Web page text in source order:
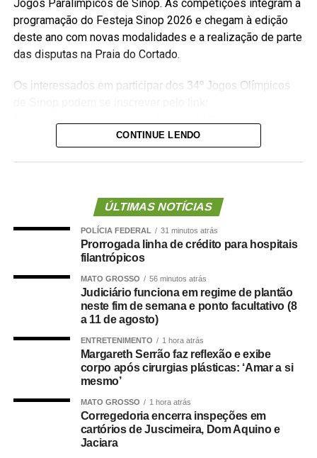
Jogos Paralímpicos de Sinop. As competições integram a
programação do Festeja Sinop 2026 e chegam à edição
deste ano com novas modalidades e a realização de parte
das disputas na Praia do Cortado.
Os interessados em participar dos 34º Jogos Olímpicos
&Comp=948AF46AD1&Cli=4EC5B2AA
&Comp=66DC413E3C&Cli=D046312B
Entre as novidades desta edição está a inclusão das
modalidades de boliche e vôlei de praia nos Jogos
percurso entre o Residencial Paris e a Praia do Cortado,
aberto à participação da comunidade. A Praia do Cortado
também passa a integrar oficialmente a programação
esportiva dos jogos. As disputas de beach tennis, vôlei de
praia e futevôlei serão realizadas no local.
A programação dos Jogos Olímpicos conta com
modalidades coletivas e individuais, como basquetebol,
futsal, futebol sete, handebol, voleibol, ciclismo, mountain
bike, natação, karatê, tênis de mesa, xadrez, basquete
CONTINUE LENDO
ÚLTIMAS NOTÍCIAS
POLÍCIA FEDERAL 31 minutos atrás
Prorrogada linha de crédito para hospitais
filantrópicos
MATO GROSSO 56 minutos atrás
Judiciário funciona em regime de plantão
neste fim de semana e ponto facultativo (8
a 11 de agosto)
ENTRETENIMENTO 1 hora atrás
Margareth Serrão faz reflexão e exibe
corpo após cirurgias plásticas: ‘Amar a si
mesmo’
MATO GROSSO 1 hora atrás
Corregedoria encerra inspeções em
cartórios de Juscimeira, Dom Aquino e
Jaciara